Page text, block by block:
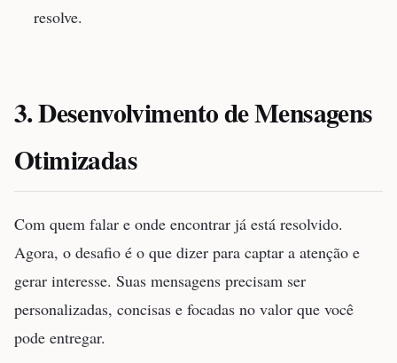
resolve.
3. Desenvolvimento de Mensagens
Otimizadas
Com quem falar e onde encontrar já está resolvido.
Agora, o desafio é o que dizer para captar a atenção e
gerar interesse. Suas mensagens precisam ser
personalizadas, concisas e focadas no valor que você
pode entregar.